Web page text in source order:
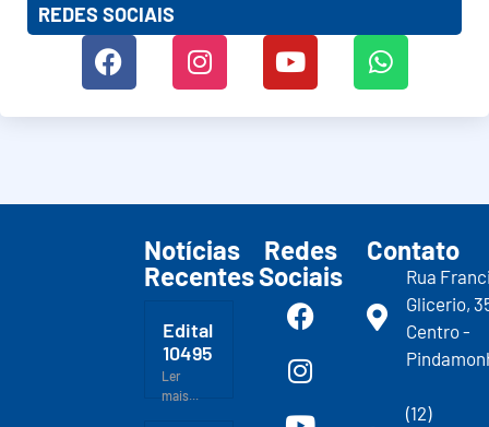
REDES SOCIAIS
Notícias
Recentes
Edital
10495
Ler
mais...
Redes
Sociais
Contato
Rua
Glicerio,
Centro -
(12)